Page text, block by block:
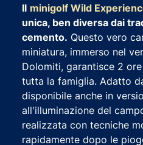
Il minigolf Wild
unica, ben diversa dai
cemento. Questo vero
miniatura, immerso nel
Dolomiti, garantisce 2
tutta la famiglia. Adatto
disponibile anche in
all'illuminazione del
realizzata con tecniche
rapidamente dopo le